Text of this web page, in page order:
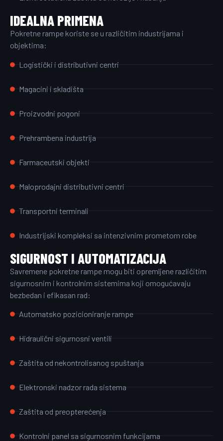
IDEALNA PRIMENA
Pokretne rampe koriste se u različitim industrijama i
objektima:
Logistički i distributivni centri
Magacini i skladišta
Proizvodni pogoni
Prehrambena industrija
Farmaceutski objekti
Maloprodajni distributivni centri
Transportni terminali
Industrijski kompleksi sa intenzivnim prometom robe
SIGURNOST I AUTOMATIZACIJA
Savremene pokretne rampe mogu biti opremljene različitim
sigurnosnim i kontrolnim sistemima koji omogućavaju
bezbedan i efikasan rad:
Automatsko pozicioniranje rampe
Hidraulični sigurnosni ventili
Zaštita od nekontrolisanog spuštanja
Elektronski nadzor rada sistema
Zaštita od preopterećenja
Kontrolni panel sa sigurnosnim funkcijama